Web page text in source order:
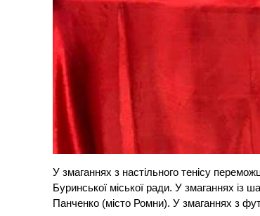
У змаганнях з настільного тенісу
Буринської міської ради. У змаганнях із
Панченко (місто Ромни). У змаганнях з